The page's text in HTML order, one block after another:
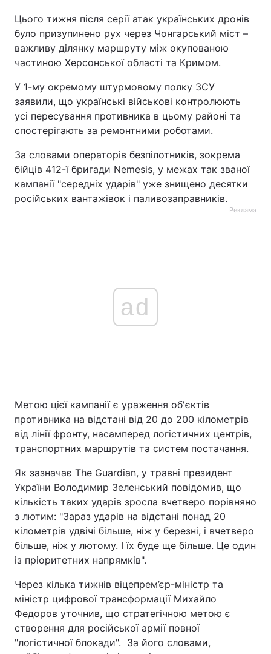
Цього тижня після серії атак українських дронів
було призупинено рух через Чонгарський міст –
важливу ділянку маршруту між окупованою
частиною Херсонської області та Кримом.
У 1-му окремому штурмовому полку ЗСУ
заявили, що українські військові контролюють
усі пересування противника в цьому районі та
спостерігають за ремонтними роботами.
За словами операторів безпілотників, зокрема
бійців 412-ї бригади Nemesis, у межах так званої
кампанії "середніх ударів" уже знищено десятки
російських вантажівок і паливозаправників.
Реклама
ad
Метою цієї кампанії є ураження об'єктів
противника на відстані від 20 до 200 кілометрів
від лінії фронту, насамперед логістичних центрів,
транспортних маршрутів та систем постачання.
Як зазначає The Guardian, у травні президент
України Володимир Зеленський повідомив, що
кількість таких ударів зросла вчетверо порівняно
з лютим: "Зараз ударів на відстані понад 20
кілометрів удвічі більше, ніж у березні, і вчетверо
більше, ніж у лютому. І їх буде ще більше. Це один
із пріоритетних напрямків".
Через кілька тижнів віцепрем’єр-міністр та
міністр цифрової трансформації Михайло
Федоров уточнив, що стратегічною метою є
створення для російської армії повної
"логістичної блокади". За його словами,